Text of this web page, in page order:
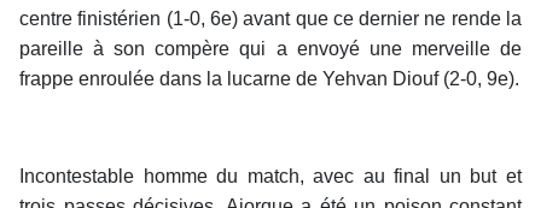
centre finistérien (1-0, 6e) avant que ce dernier ne rende la
pareille à son compère qui a envoyé une merveille de
frappe enroulée dans la lucarne de Yehvan Diouf (2-0, 9e).
Incontestable homme du match, avec au final un but et